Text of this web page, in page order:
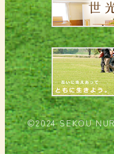
©2024 SEKOU